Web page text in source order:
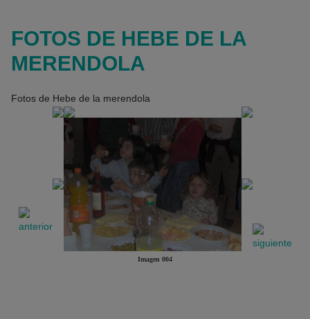
FOTOS DE HEBE DE LA
MERENDOLA
Fotos de Hebe de la merendola
Imagen 004